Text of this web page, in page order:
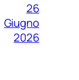
26
Giugno
2026